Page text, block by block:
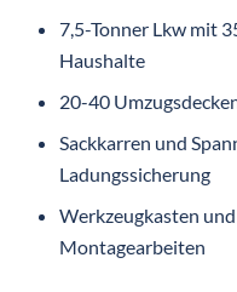
7,5-Tonner Lkw mit
Haushalte
20-40
Sackkarren und
Ladungssicherung
Werkzeugkasten
Montagearbeiten